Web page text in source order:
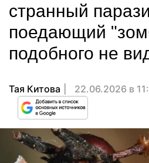
странный
поедающий
подобного не
Тая Китова 22.06.2026 в